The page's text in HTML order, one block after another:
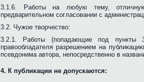
3.1.6. Работы на любую тему,
предварительном согласовании с
3.2. Чужое творчество:
3.2.1. Работы (попадающие под
правообладателя разрешением на
псевдонима автора, непосредственно в
4. К публикации не допускаются: